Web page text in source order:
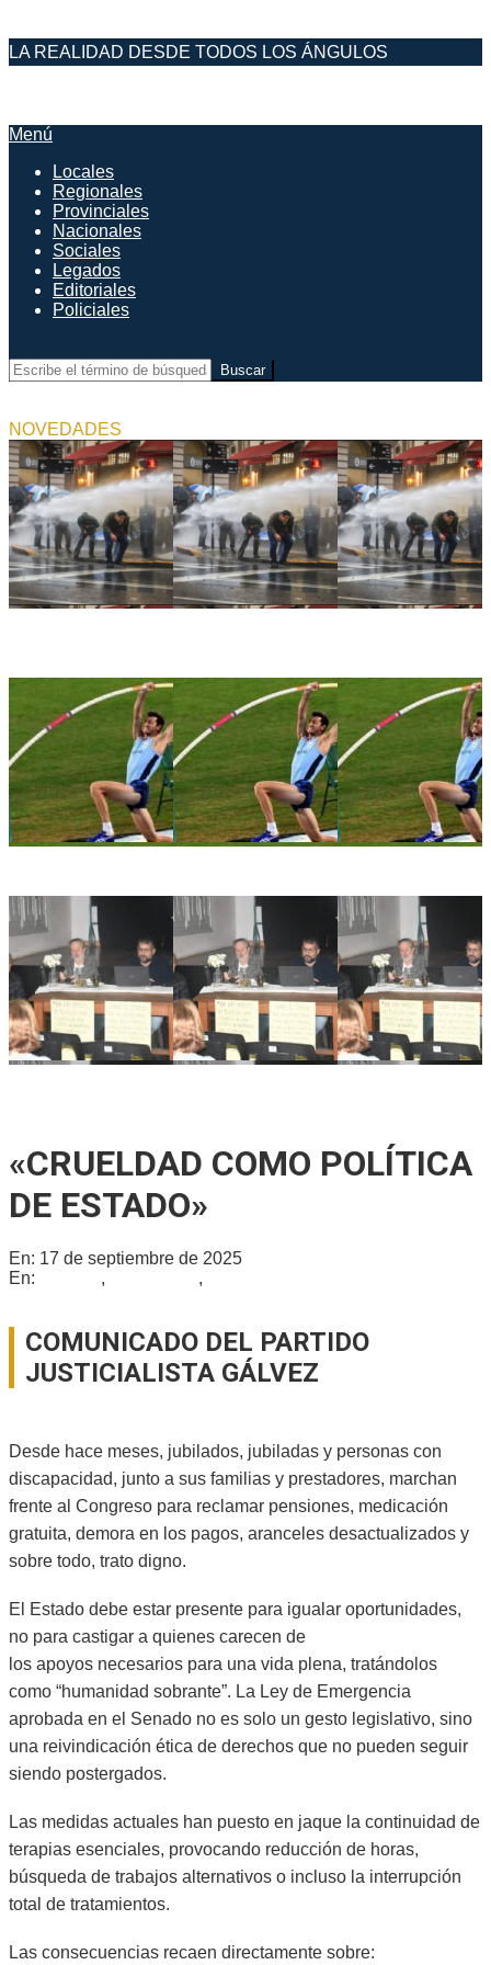
Saltar
al
LA REALIDAD DESDE TODOS LOS ÁNGULOS
Menú
navegación
principal
Menú
Locales
Regionales
Provinciales
Nacionales
Sociales
Legados
Editoriales
Policiales
Buscar
NOVEDADES
«CRUELDAD COMO POLÍTICA
DE ESTADO»
En: 17 de septiembre de 2025
En:
, ,
COMUNICADO DEL PARTIDO
JUSTICIALISTA GÁLVEZ
Desde hace meses, jubilados, jubiladas y personas con
discapacidad, junto a sus familias y prestadores, marchan
frente al Congreso para reclamar pensiones, medicación
gratuita, demora en los pagos, aranceles desactualizados y
sobre todo, trato digno.
El Estado debe estar presente para igualar oportunidades,
no para castigar a quienes carecen de
los apoyos necesarios para una vida plena, tratándolos
como “humanidad sobrante”. La Ley de Emergencia
aprobada en el Senado no es solo un gesto legislativo, sino
una reivindicación ética de derechos que no pueden seguir
siendo postergados.
Las medidas actuales han puesto en jaque la continuidad de
terapias esenciales, provocando reducción de horas,
búsqueda de trabajos alternativos o incluso la interrupción
total de tratamientos.
Las consecuencias recaen directamente sobre: